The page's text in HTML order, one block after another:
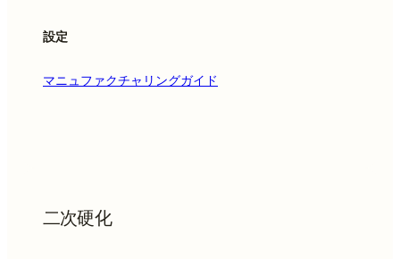
設定
マニュファクチャリングガイド
二次硬化